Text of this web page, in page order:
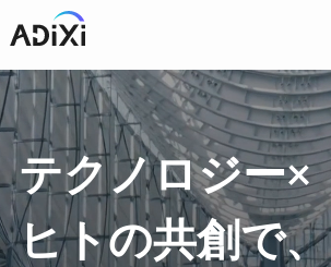
テクノロジー×
ヒトの共創で、